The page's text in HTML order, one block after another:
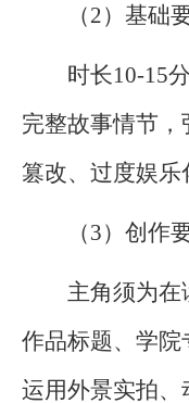
（2）基础要
时长10-15分
完整故事情节，
篡改、过度娱乐
（3）创作要
主角须为在
作品标题、学院
运用外景实拍